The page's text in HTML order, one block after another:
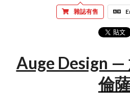
雜誌有售
Auge Design —
倫